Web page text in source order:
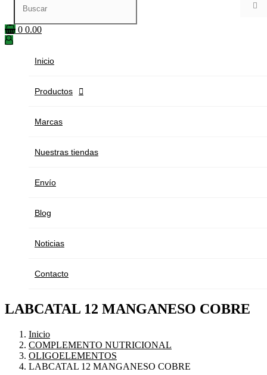

0 0.00
Inicio
Productos 
Marcas
Nuestras tiendas
Envío
Blog
Noticias
Contacto
LABCATAL 12 MANGANESO COBRE
Inicio
COMPLEMENTO NUTRICIONAL
OLIGOELEMENTOS
LABCATAL 12 MANGANESO COBRE